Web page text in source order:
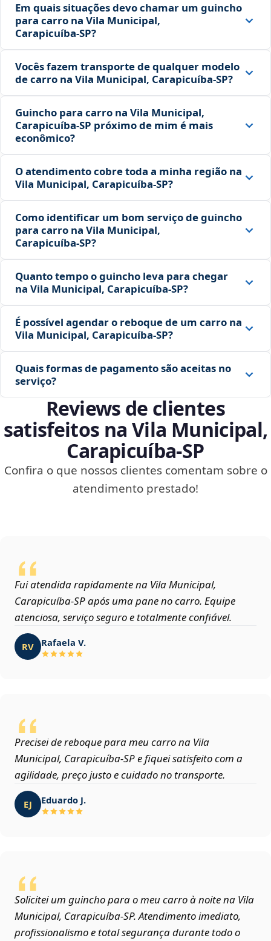
Em quais situações devo chamar um guincho
para carro na Vila Municipal,
Carapicuíba‑SP?
Vocês fazem transporte de qualquer modelo
de carro na Vila Municipal, Carapicuíba‑SP?
Guincho para carro na Vila Municipal,
Carapicuíba‑SP próximo de mim é mais
econômico?
O atendimento cobre toda a minha região na
Vila Municipal, Carapicuíba‑SP?
Como identificar um bom serviço de guincho
para carro na Vila Municipal,
Carapicuíba‑SP?
Quanto tempo o guincho leva para chegar
na Vila Municipal, Carapicuíba‑SP?
É possível agendar o reboque de um carro na
Vila Municipal, Carapicuíba‑SP?
Quais formas de pagamento são aceitas no
serviço?
Reviews de clientes
satisfeitos na Vila Municipal,
Carapicuíba‑SP
Confira o que nossos clientes comentam sobre o
atendimento prestado!
Fui atendida rapidamente na Vila Municipal,
Carapicuíba‑SP após uma pane no carro. Equipe
atenciosa, serviço seguro e totalmente confiável.
RV Rafaela V.
Precisei de reboque para meu carro na Vila
Municipal, Carapicuíba‑SP e fiquei satisfeito com a
agilidade, preço justo e cuidado no transporte.
EJ Eduardo J.
Solicitei um guincho para o meu carro à noite na Vila
Municipal, Carapicuíba‑SP. Atendimento imediato,
profissionalismo e total segurança durante todo o